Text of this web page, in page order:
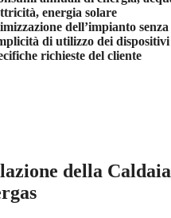
energia solare
dell’impianto
di utilizzo dei
richieste del cliente
della Caldaia